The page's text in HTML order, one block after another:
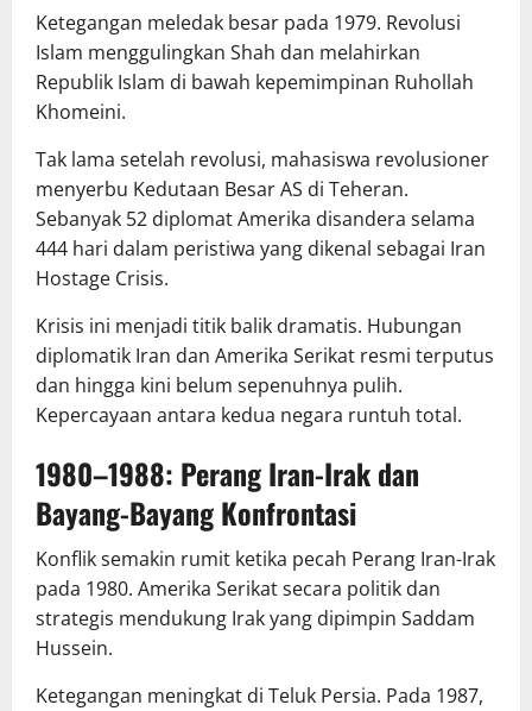
Ketegangan meledak besar pada 1979. Revolusi
Islam menggulingkan Shah dan melahirkan
Republik Islam di bawah kepemimpinan Ruhollah
Khomeini.
Tak lama setelah revolusi, mahasiswa revolusioner
menyerbu Kedutaan Besar AS di Teheran.
Sebanyak 52 diplomat Amerika disandera selama
444 hari dalam peristiwa yang dikenal sebagai Iran
Hostage Crisis.
Krisis ini menjadi titik balik dramatis. Hubungan
diplomatik Iran dan Amerika Serikat resmi terputus
dan hingga kini belum sepenuhnya pulih.
Kepercayaan antara kedua negara runtuh total.
1980–1988: Perang Iran-Irak dan
Bayang-Bayang Konfrontasi
Konflik semakin rumit ketika pecah Perang Iran-Irak
pada 1980. Amerika Serikat secara politik dan
strategis mendukung Irak yang dipimpin Saddam
Hussein.
Ketegangan meningkat di Teluk Persia. Pada 1987,